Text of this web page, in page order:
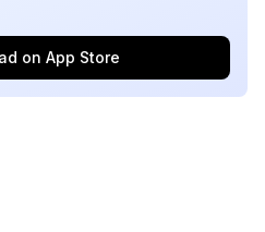
on App Store